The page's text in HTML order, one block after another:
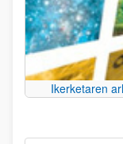
Ikerketaren